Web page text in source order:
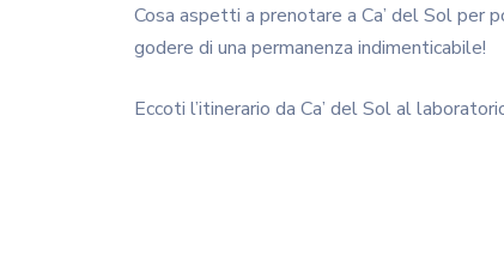
Cosa aspetti a prenotare a Ca’ del Sol per
godere di una permanenza indimenticabile!
Eccoti l’itinerario da Ca’ del Sol al